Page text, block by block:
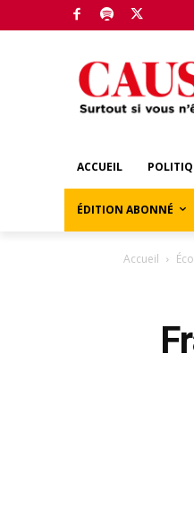
ACCUEIL
ÉDITION ABONNÉ
Accueil